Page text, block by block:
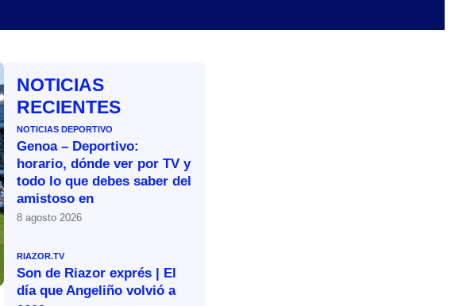
NOTICIAS
RECIENTES
NOTICIAS DEPORTIVO
Genoa – Deportivo:
horario, dónde ver por TV y
todo lo que debes saber del
amistoso en
8 agosto 2026
RIAZOR.TV
Son de Riazor exprés | El
día que Angeliño volvió a